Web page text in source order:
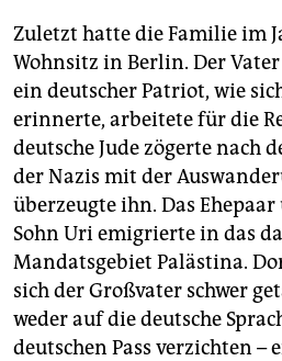
fragen & hilfe
unterstützen
abo
genossenschaft
epaper login
Zuletzt hatte die Familie im
Wohnsitz in Berlin. Der
ein deutscher Patriot, wie
erinnerte, arbeitete für die
deutsche Jude zögerte nach
der Nazis mit der
überzeugte ihn. Das
Sohn Uri emigrierte in das
Mandatsgebiet Palästina.
sich der Großvater schwer
weder auf die deutsche
deutschen Pass verzichten –